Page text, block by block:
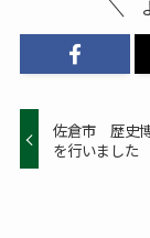
佐倉市 歴史
を行いました